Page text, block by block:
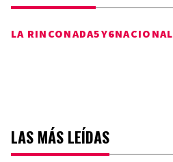
LA RINCONADA5Y6NACIONAL
LAS MÁS LEÍDAS